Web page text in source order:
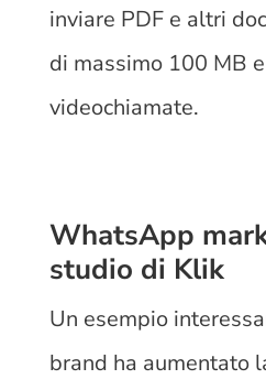
inviare PDF e altri
di massimo 100 MB
videochiamate.
WhatsApp
studio di Klik
Un esempio
brand ha aumentato